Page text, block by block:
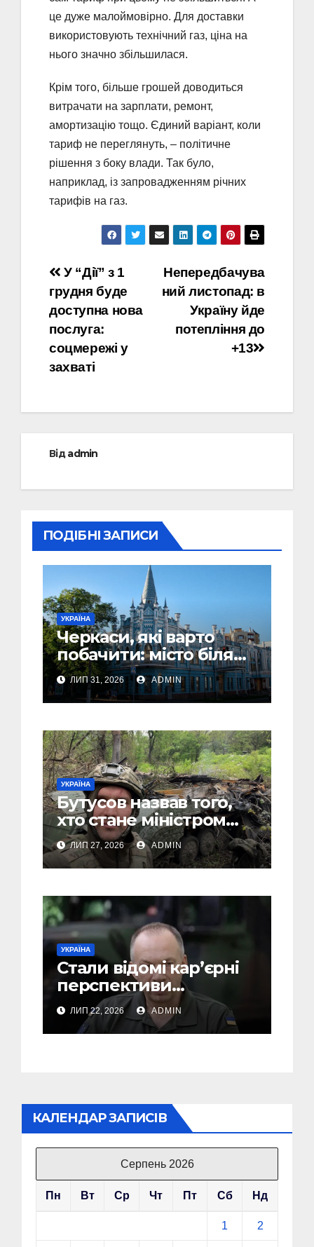
це дуже малоймовірно. Для доставки
використовують технічний газ, ціна на
нього значно збільшилася.
Крім того, більше грошей доводиться
витрачати на зарплати, ремонт,
амортизацію тощо. Єдиний варіант, коли
тариф не переглянуть, – політичне
рішення з боку влади. Так було,
наприклад, із запровадженням річних
тарифів на газ.
Навігація
записів
Непередбачува
ний листопад: в
Україну йде
потепління до
+13
У “Дії” з 1
грудня буде
доступна нова
послуга:
соцмережі у
захваті
Відadmin
ПОДІБНІ ЗАПИСИ
УКРАЇНА
Черкаси, які варто
побачити: місто біля
Дніпра, зелені парки
та місця з особливою
атмосферою
ЛИП 31, 2026 ADMIN
УКРАЇНА
Бутусов назвав того,
хто стане міністром
оборони України, і
пояснив, чому інакше
не може бути
ЛИП 27, 2026 ADMIN
УКРАЇНА
Стали відомі кар’єрні
перспективи
Сирського після
звільнення з посади
Головкому ВСУ
ЛИП 22, 2026 ADMIN
КАЛЕНДАР ЗАПИСІВ
Серпень 2026
Пн Вт Ср Чт Пт Сб Нд
1 2